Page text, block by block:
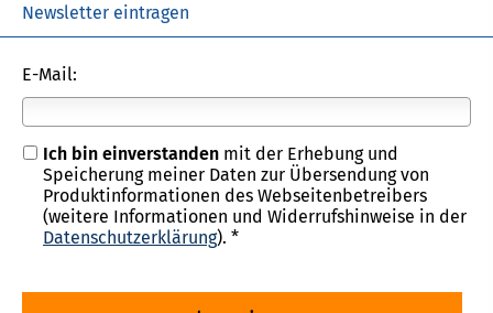
Newsletter eintragen
E-Mail:
Ich bin einverstanden mit der Erhebung und
Speicherung meiner Daten zur Übersendung von
Produktinformationen des Webseitenbetreibers
(weitere Informationen und Widerrufshinweise in der
Datenschutzerklärung). *